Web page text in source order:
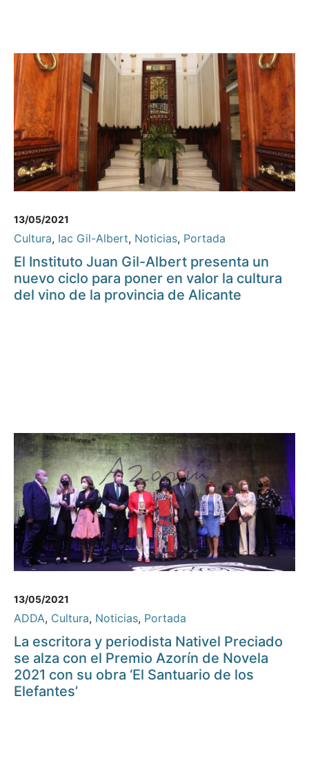
13/05/2021
Cultura, Iac Gil-Albert, Noticias, Portada
El Instituto Juan Gil-Albert presenta un
nuevo ciclo para poner en valor la cultura
del vino de la provincia de Alicante
13/05/2021
ADDA, Cultura, Noticias, Portada
La escritora y periodista Nativel Preciado
se alza con el Premio Azorín de Novela
2021 con su obra ‘El Santuario de los
Elefantes’